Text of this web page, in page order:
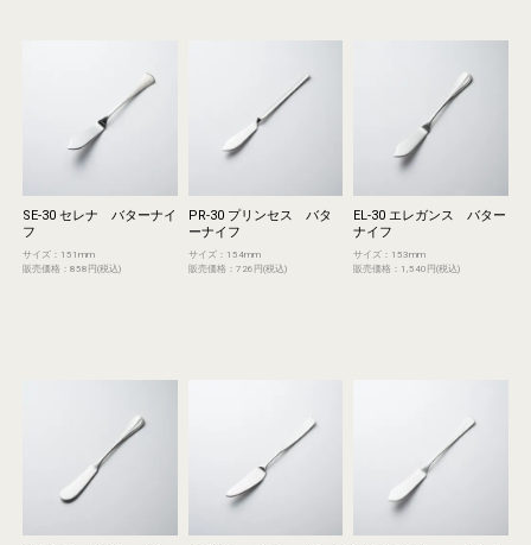
SE-30 セレナ バターナイ
フ
サイズ：151mm
販売価格：858円(税込)
PR-30 プリンセス バタ
ーナイフ
サイズ：154mm
販売価格：726円(税込)
EL-30 エレガンス バター
ナイフ
サイズ：153mm
販売価格：1,540円(税込)